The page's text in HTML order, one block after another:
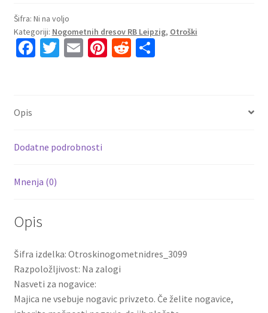
RB
Leipzig
Tretji
količina
Šifra: Ni na voljo
Kategoriji: Nogometnih dresov RB Leipzig, Otroški
Fa
k
T E Pi R S
Opis
Dodatne podrobnosti
Mnenja (0)
Opis
Šifra izdelka: Otroskinogometnidres_3099
Razpoložljivost: Na zalogi
Nasveti za nogavice:
Majica ne vsebuje nogavic privzeto. Če želite nogavice,